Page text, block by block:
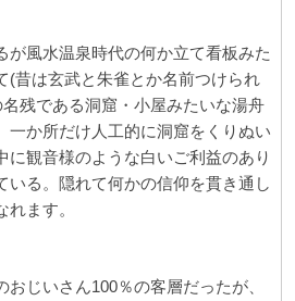
が風水温泉時代の何か立て看板みた
(昔は玄武と朱雀とか名前つけられ
残である洞窟・小屋みたいな湯舟
一か所だけ人工的に洞窟をくりぬい
に観音様のような白いご利益のあり
いる。隠れて何かの信仰を貫き通し
ます。
じいさん100％の客層だったが、